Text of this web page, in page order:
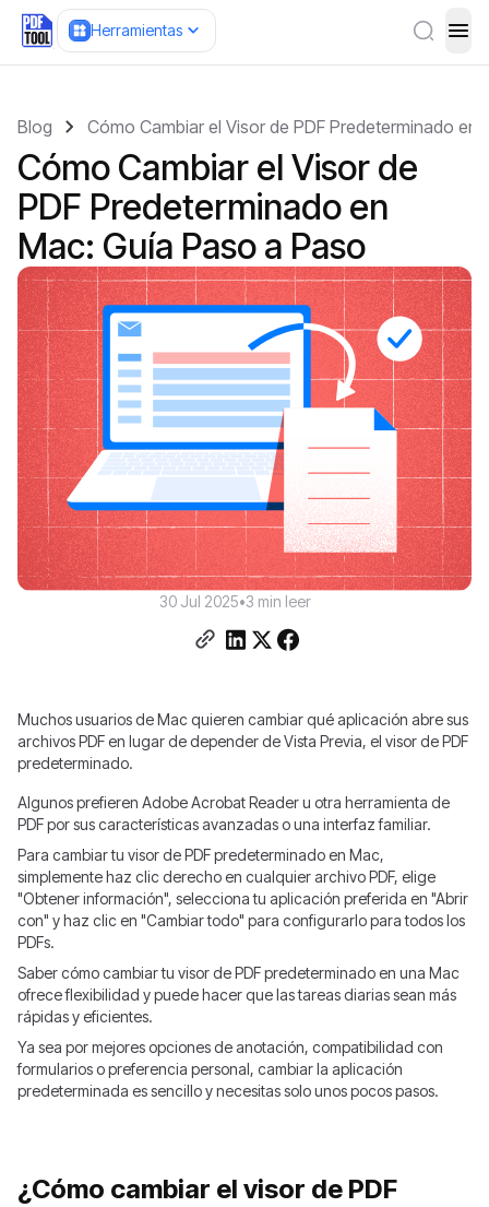
Herramientas
Blog Cómo Cambiar el Visor de PDF Predeterminado en
Cómo Cambiar el Visor de
PDF Predeterminado en
Mac: Guía Paso a Paso
30 Jul 2025•3 min leer
Muchos usuarios de Mac quieren cambiar qué aplicación abre sus
archivos PDF en lugar de depender de Vista Previa, el visor de PDF
predeterminado.
Algunos prefieren Adobe Acrobat Reader u otra herramienta de
PDF por sus características avanzadas o una interfaz familiar.
Para cambiar tu visor de PDF predeterminado en Mac,
simplemente haz clic derecho en cualquier archivo PDF, elige
"Obtener información", selecciona tu aplicación preferida en "Abrir
con" y haz clic en "Cambiar todo" para configurarlo para todos los
PDFs.
Saber cómo cambiar tu visor de PDF predeterminado en una Mac
ofrece flexibilidad y puede hacer que las tareas diarias sean más
rápidas y eficientes.
Ya sea por mejores opciones de anotación, compatibilidad con
formularios o preferencia personal, cambiar la aplicación
predeterminada es sencillo y necesitas solo unos pocos pasos.
¿Cómo cambiar el visor de PDF